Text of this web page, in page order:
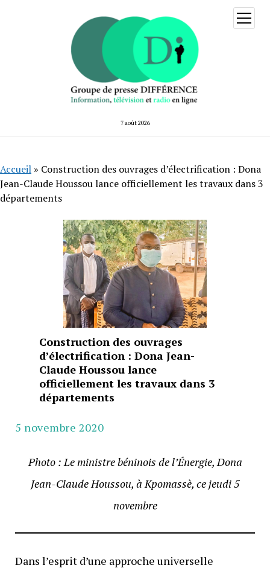
7 août 2026
ouvrir
menu
Accueil » Construction des ouvrages d’électrification : Dona
Jean-Claude Houssou lance officiellement les travaux dans 3
départements
Construction des ouvrages
d’électrification : Dona Jean-
Claude Houssou lance
officiellement les travaux dans 3
départements
5 novembre 2020
Photo : Le ministre béninois de l’Énergie, Dona
Jean-Claude Houssou, à Kpomassè, ce jeudi 5
novembre
Dans l’esprit d’une approche universelle